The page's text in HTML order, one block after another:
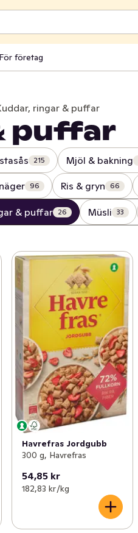
För företag
ringar & puffar
puffar
215 Mjöl & bakning
96 Ris & gryn 66
& puffar 26 Müsli 33
Havrefras Jordgubb
300 g, Havrefras
54,85 kr
182,83 kr /kg